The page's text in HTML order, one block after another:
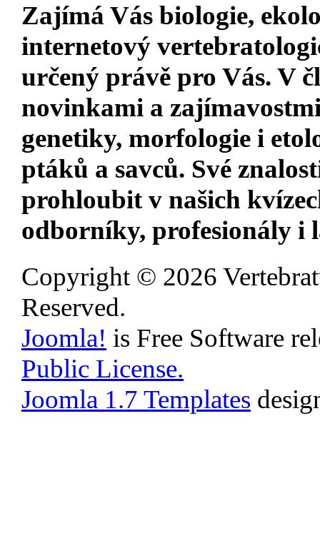
Zajímá Vás biologie,
internetový
určený právě pro Vás. V
novinkami a
genetiky, morfologie i
ptáků a savců. Své
prohloubit v našich
odborníky, profesionály i
Copyright © 2026
Reserved.
Joomla! is Free Software
Public License.
Joomla 1.7 Templates